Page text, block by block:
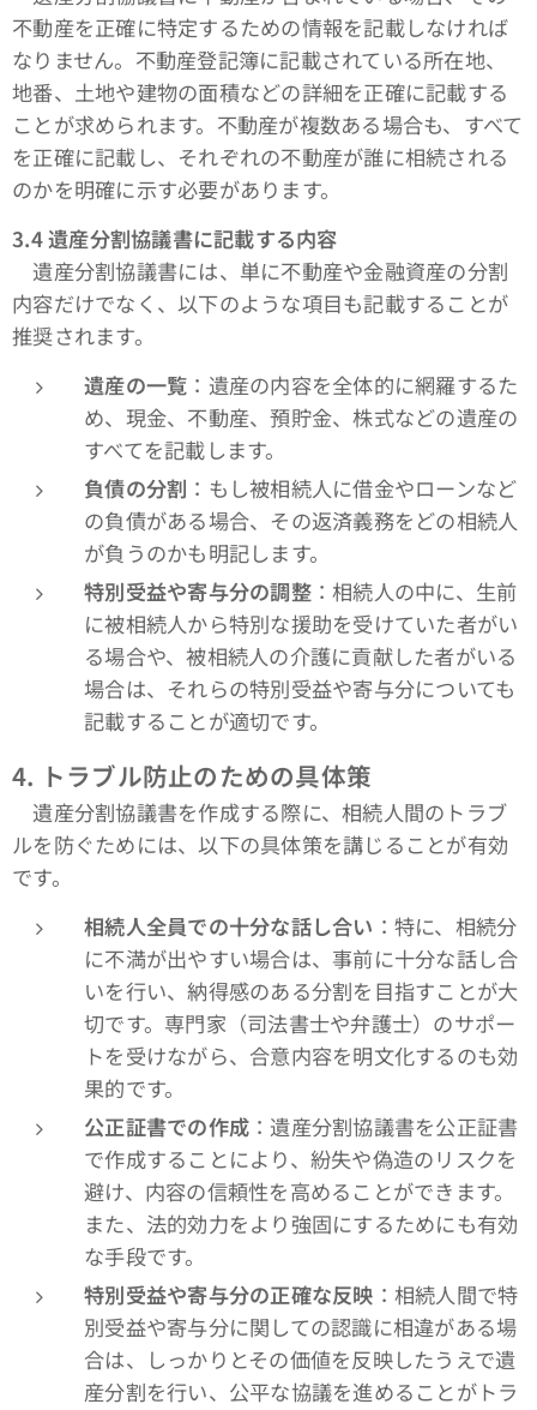
不動産を正確に特定するための情報を記載しなければ
なりません。不動産登記簿に記載されている所在地、
地番、土地や建物の面積などの詳細を正確に記載する
ことが求められます。不動産が複数ある場合も、すべて
を正確に記載し、それぞれの不動産が誰に相続される
のかを明確に示す必要があります。
3.4遺産分割協議書に記載する内容
遺産分割協議書には、単に不動産や金融資産の分割
内容だけでなく、以下のような項目も記載することが
推奨されます。
遺産の一覧 ：遺産の内容を全体的に網羅するた
め、現金、不動産、預貯金、株式などの遺産の
すべてを記載します。
負債の分割 ：もし被相続人に借金やローンなど
の負債がある場合、その返済義務をどの相続人
が負うのかも明記します。
特別受益や寄与分の調整：相続人の中に、生前
に被相続人から特別な援助を受けていた者がい
る場合や、被相続人の介護に貢献した者がいる
場合は、それらの特別受益や寄与分についても
記載することが適切です。
4. トラブル防止のための具体策
遺産分割協議書を作成する際に、相続人間のトラブ
ルを防ぐためには、以下の具体策を講じることが有効
です。
相続人全員での十分な話し合い ：特に、相続分
に不満が出やすい場合は、事前に十分な話し合
いを行い、納得感のある分割を目指すことが大
切です。専門家（司法書士や弁護士）のサポー
トを受けながら、合意内容を明文化するのも効
果的です。
公正証書での作成 ：遺産分割協議書を公正証書
で作成することにより、紛失や偽造のリスクを
避け、内容の信頼性を高めることができます。
また、法的効力をより強固にするためにも有効
な手段です。
特別受益や寄与分の正確な反映 ：相続人間で特
別受益や寄与分に関しての認識に相違がある場
合は、しっかりとその価値を反映したうえで遺
産分割を行い、公平な協議を進めることがトラ